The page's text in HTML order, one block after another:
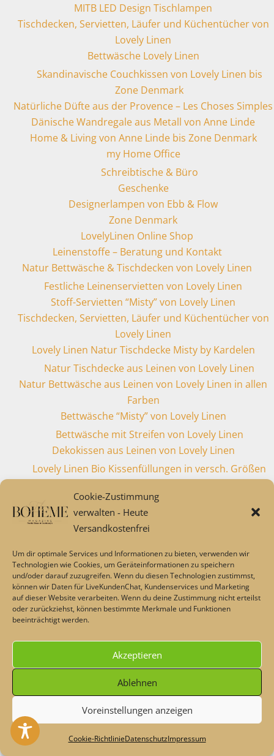
Cookie-Zustimmung
verwalten - Heute
Versandkostenfrei
Um dir optimale Services und Informationen zu bieten, verwenden wir
Technologien wie Cookies, um Geräteinformationen zu speichern
und/oder darauf zuzugreifen. Wenn du diesen Technologien zustimmst,
können wir Daten für LiveKundenChat, Kundenservices und Marketing
auf dieser Website verarbeiten. Wenn du deine Zustimmung nicht erteilst
oder zurückziehst, können bestimmte Merkmale und Funktionen
beeinträchtigt werden.
Akzeptieren
Ablehnen
Voreinstellungen anzeigen
Cookie-RichtlinieDatenschutzImpressum
Heute - Dekoschnäppchen & Rabatte im Sommer💖 Code:
#maisonplusVerwerfen
MITB LED Design Tischlampen
Tischdecken, Servietten, Läufer und Küchentücher von
Lovely Linen
Bettwäsche Lovely Linen
Skandinavische Couchkissen von Lovely Linen bis
Zone Denmark
Natürliche Düfte aus der Provence – Les Choses Simples
Dänische Wandregale aus Metall von Anne Linde
Home & Living von Anne Linde bis Zone Denmark
my Home Office
Schreibtische & Büro
Geschenke
Designerlampen von Ebb & Flow
Zone Denmark
LovelyLinen Online Shop
Leinenstoffe – Beratung und Kontakt
Natur Bettwäsche & Tischdecken von Lovely Linen
Festliche Leinenservietten von Lovely Linen
Stoff-Servietten “Misty” von Lovely Linen
Tischdecken, Servietten, Läufer und Küchentücher von
Lovely Linen
Lovely Linen Natur Tischdecke Misty by Kardelen
Natur Tischdecke aus Leinen von Lovely Linen
Natur Bettwäsche aus Leinen von Lovely Linen in allen
Farben
Bettwäsche “Misty” von Lovely Linen
Bettwäsche mit Streifen von Lovely Linen
Dekokissen aus Leinen von Lovely Linen
Lovely Linen Bio Kissenfüllungen in versch. Größen
Boxspringbett von Linen Tales
Geschenkideen
Gutscheine
Geschenkgutschein 25 €
Geschenkgutschein 50 €
Geschenkgutschein 75 €
Geschenkgutschein 100 €
Geschenkideen bis 30 EUR
Geschenkideen bis 80 EUR
Spielzeug für Kleinkinder
Lounge🌹 & SALE %
Deutsche Schlafberatung
Natur Bettwäsche Sonderposten im Online-SALE
Style, Deco & Blog